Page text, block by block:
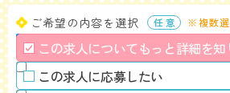
ご希望の内容を選択 ※複数選
この求人についてもっと詳細を知
この求人に応募したい